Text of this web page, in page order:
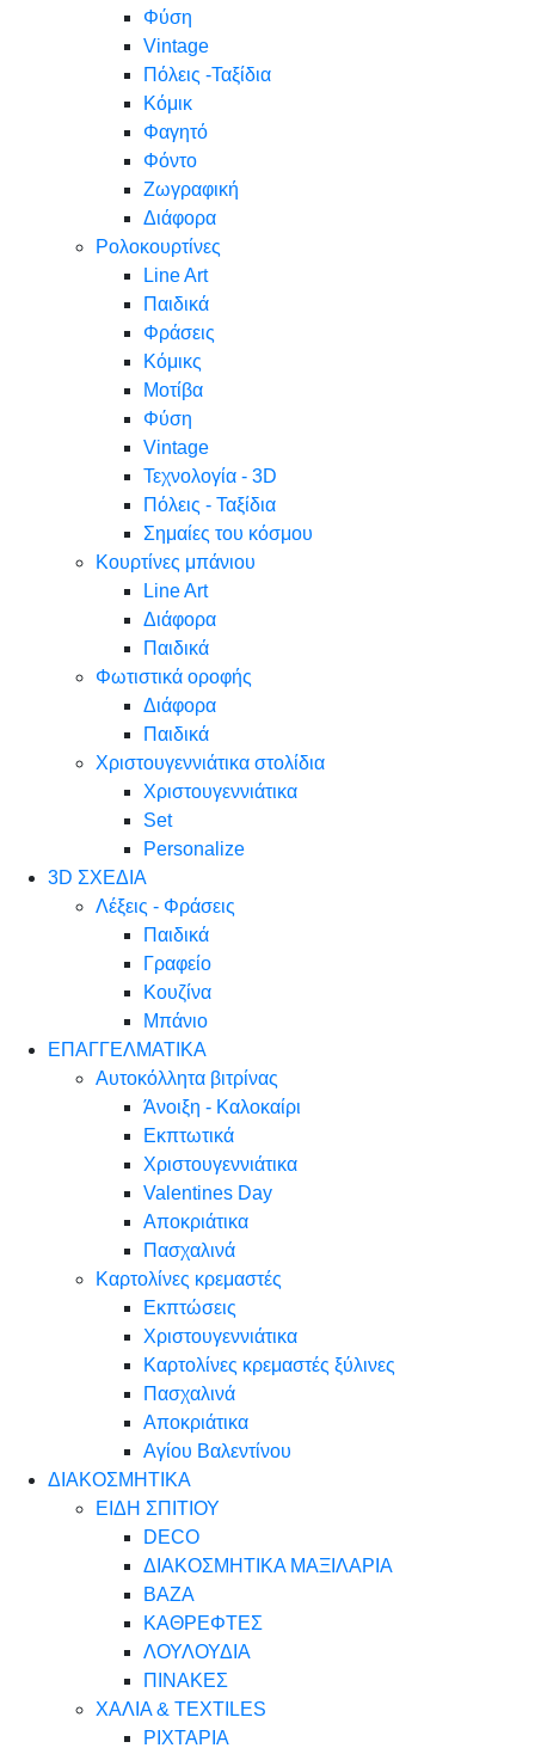
Φύση
Vintage
Πόλεις -Ταξίδια
Κόμικ
Φαγητό
Φόντο
Ζωγραφική
Διάφορα
Ρολοκουρτίνες
Line Art
Παιδικά
Φράσεις
Κόμικς
Μοτίβα
Φύση
Vintage
Τεχνολογία - 3D
Πόλεις - Ταξίδια
Σημαίες του κόσμου
Κουρτίνες μπάνιου
Line Art
Διάφορα
Παιδικά
Φωτιστικά οροφής
Διάφορα
Παιδικά
Χριστουγεννιάτικα στολίδια
Χριστουγεννιάτικα
Set
Personalize
3D ΣΧΕΔΙΑ
Λέξεις - Φράσεις
Παιδικά
Γραφείο
Κουζίνα
Μπάνιο
ΕΠΑΓΓΕΛΜΑΤΙΚΑ
Αυτοκόλλητα βιτρίνας
Άνοιξη - Καλοκαίρι
Εκπτωτικά
Χριστουγεννιάτικα
Valentines Day
Αποκριάτικα
Πασχαλινά
Καρτολίνες κρεμαστές
Εκπτώσεις
Χριστουγεννιάτικα
Καρτολίνες κρεμαστές ξύλινες
Πασχαλινά
Αποκριάτικα
Αγίου Βαλεντίνου
ΔΙΑΚΟΣΜΗΤΙΚΑ
ΕΙΔΗ ΣΠΙΤΙΟΥ
DECO
ΔΙΑΚΟΣΜΗΤΙΚΑ ΜΑΞΙΛΑΡΙΑ
ΒΑΖΑ
ΚΑΘΡΕΦΤΕΣ
ΛΟΥΛΟΥΔΙΑ
ΠΙΝΑΚΕΣ
ΧΑΛΙΑ & TEXTILES
ΡΙΧΤΑΡΙΑ